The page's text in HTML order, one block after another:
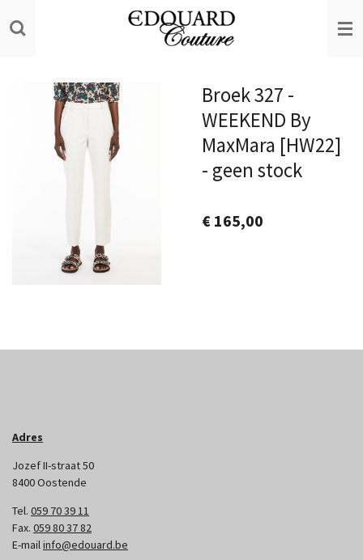
direct
hoofdinhoud
Broek 327 -
WEEKEND By
MaxMara [HW22]
- geen stock
€ 165,00
Adres
Jozef II-straat 50
8400 Oostende
Tel. 059 70 39 11
Fax. 059 80 37 82
E-mailinfo@edouard.be